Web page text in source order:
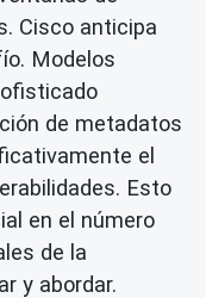
Cisco anticipa
Modelos
de metadatos
el
Esto
en el número
de la
y abordar.